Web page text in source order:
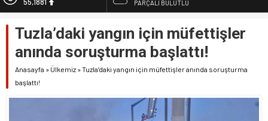
e-Devlet’in en çok kullanılan uygulamaları SGK hizmetleri
oldu
6.660,55
BİST
DOLAR
PARÇALI BULUTLU
Tuzla’daki yangın için müfettişler
anında soruşturma başlattı!
Anasayfa » Ülkemiz »Tuzla’daki yangın için müfettişler anında soruşturma
başlattı!